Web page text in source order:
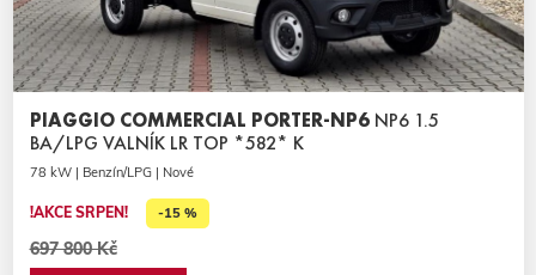
PIAGGIO COMMERCIAL PORTER-NP6 NP6 1.5
BA/LPG VALNÍK LR TOP *582* K
78 kW | Benzín/LPG | Nové
!AKCE SRPEN! -15 %
697 800 Kč